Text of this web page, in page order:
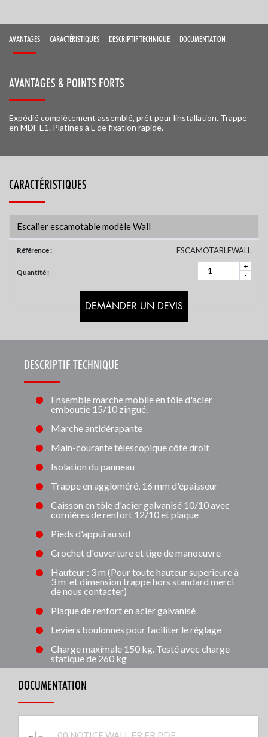
AVANTAGES CARACTÉRISTIQUES DESCRIPTIF TECHNIQUE DOCUMENTATION
AVANTAGES & POINTS FORTS
Expédié complètement assemblé, prêt pour linstallation. Trappe
en MDF E1. Platines à L de fixation rapide.
CARACTÉRISTIQUES
Escalier escamotable modèle Wall
Référence : ESCAMOTABLEWALL
Quantité :
+
-
DEMANDER UN DEVIS
DESCRIPTIF TECHNIQUE
Ensemble marche mobile en tôle d'acier
emboutie 15/10 zingué.
Marche antidérapante
Main-courante télescopique côté droit
Isolation du panneau
Trappe en aggloméré, 16 mm d'épaisseur
Caisson en tôle d'acier galvanisé 10/10 avec
cornières de renfort 12/10 et plaque
Pieds d'appui au sol
Crochet d'ouverture et tige de manoeuvre
Hauteur : 3 m (Pour toute hauteur superieure à
3 m et dimension trappe hors standard merci
de nous contacter)
Plaque de renfort en acier galvanisé
Leviers boulonnés pour faciliter le réglage
Charge maximale 150 kg. Testé avec charge
statique de 260 kg
DOCUMENTATION